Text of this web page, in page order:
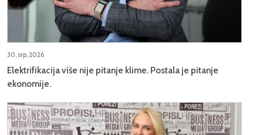
30, srp, 2026
Elektrifikacija više nije pitanje klime. Postala je pitanje
ekonomije.